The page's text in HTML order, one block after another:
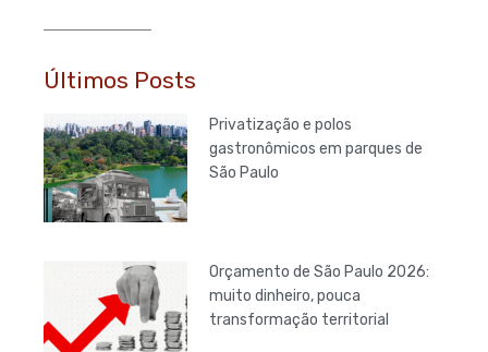
Últimos Posts
Privatização e polos
gastronômicos em parques de
São Paulo
Orçamento de São Paulo 2026:
muito dinheiro, pouca
transformação territorial